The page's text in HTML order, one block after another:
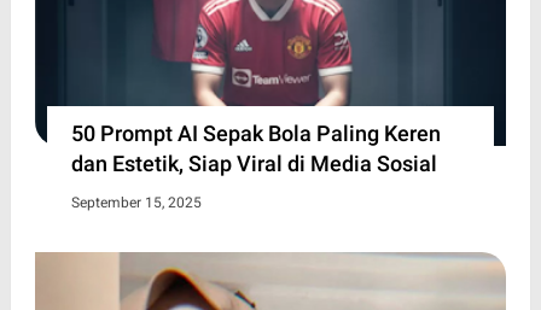
50 Prompt AI Sepak Bola Paling Keren
dan Estetik, Siap Viral di Media Sosial
September 15, 2025